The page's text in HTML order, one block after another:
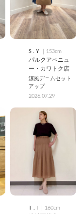
S . Y ｜153cm
パルクアベニュ
ー・カワトク店
涼風デニムセット
アップ
2026.07.29
T . I ｜160cm